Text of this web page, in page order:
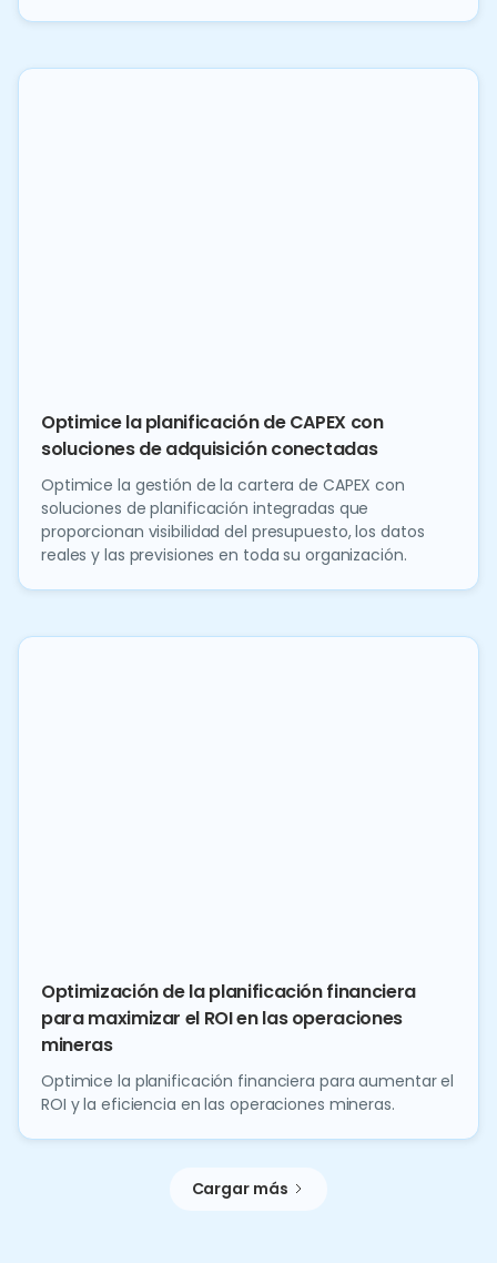
Optimice la planificación de CAPEX con
soluciones de adquisición conectadas
Optimice la gestión de la cartera de CAPEX con
soluciones de planificación integradas que
proporcionan visibilidad del presupuesto, los datos
reales y las previsiones en toda su organización.
Optimización de la planificación financiera
para maximizar el ROI en las operaciones
mineras
Optimice la planificación financiera para aumentar el
ROI y la eficiencia en las operaciones mineras.
Cargar más